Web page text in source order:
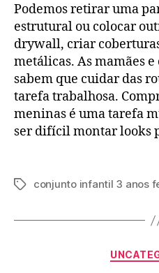
Podemos retirar uma
estrutural ou colocar
drywall, criar
metálicas. As mamães
sabem que cuidar das
tarefa trabalhosa.
meninas é uma tarefa
ser difícil montar looks
Tagsconjunto infantil 3 anos